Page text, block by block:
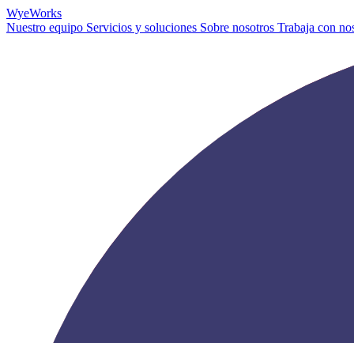
WyeWorks
Nuestro equipo Servicios y soluciones Sobre nosotros Trabaja con